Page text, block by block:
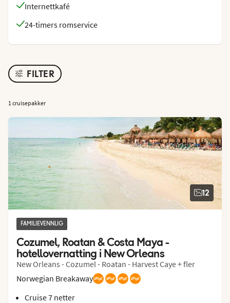
Internettkafé
24-timers romservice
FILTER
1 cruisepakker
12
FAMILIEVENNLIG
Cozumel, Roatan & Costa Maya -
hotellovernatting i New Orleans
New Orleans - Cozumel - Roatan - Harvest Caye + fler
Norwegian Breakaway
Cruise 7 netter